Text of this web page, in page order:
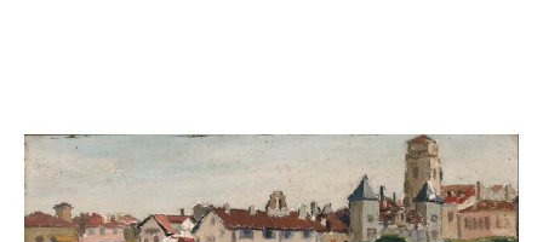
Mathias,
_Repro_Stan0963
—
1933